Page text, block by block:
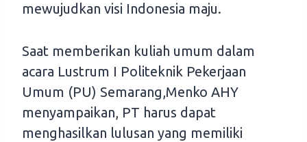
mewujudkan visi Indonesia maju.
Saat memberikan kuliah umum dalam
acara Lustrum I Politeknik Pekerjaan
Umum (PU) Semarang,Menko AHY
menyampaikan, PT harus dapat
menghasilkan lulusan yang memiliki